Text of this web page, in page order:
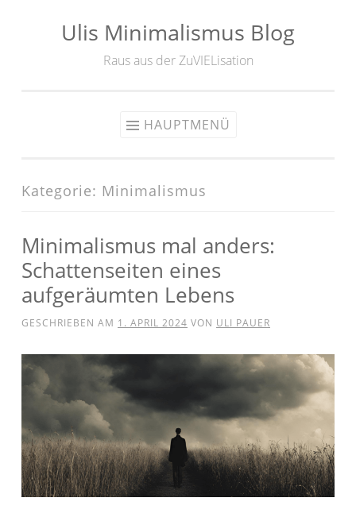
Ulis Minimalismus Blog
Raus aus der ZuVIELisation
HAUPTMENÜ
Kategorie: Minimalismus
Minimalismus mal anders:
Schattenseiten eines
aufgeräumten Lebens
GESCHRIEBEN AM 1. APRIL 2024 VON ULI PAUER